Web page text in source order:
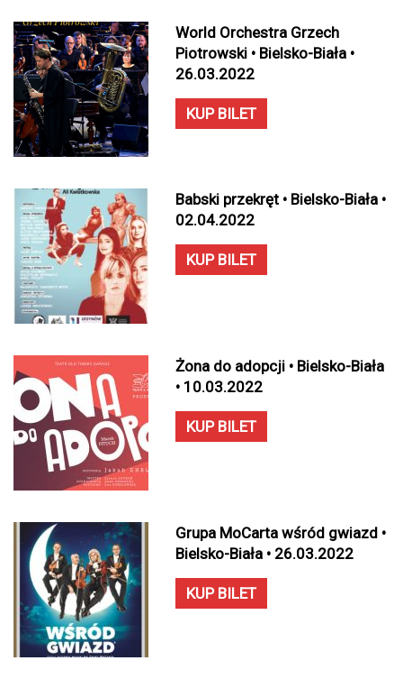
World Orchestra Grzech
Piotrowski • Bielsko-Biała •
26.03.2022
KUP BILET
Babski przekręt • Bielsko-Biała •
02.04.2022
KUP BILET
Żona do adopcji • Bielsko-Biała
• 10.03.2022
KUP BILET
Grupa MoCarta wśród gwiazd •
Bielsko-Biała • 26.03.2022
KUP BILET